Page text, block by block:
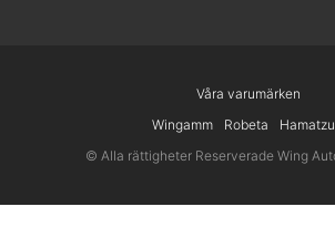
Våra varumärken
Wingamm
Robeta
Hamatzu
© Alla rättigheter Reserverade Wing